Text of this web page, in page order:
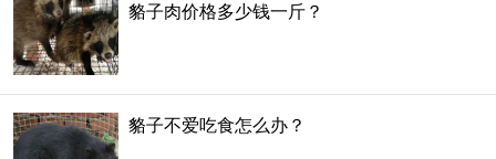
貉子肉价格多少钱一斤？
貉子不爱吃食怎么办？